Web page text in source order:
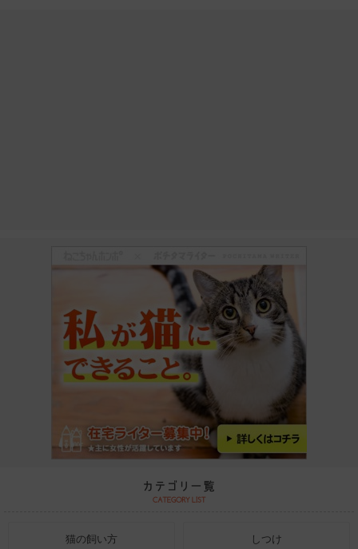
猫の飼い方 しつけ